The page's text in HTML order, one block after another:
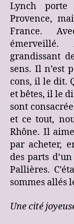
Lynch
Provence,
France.
grandissant
sens. Il n’est
cons, il le dit.
et bêtes, il le
sont
et ce tout,
Rhône. Il
par acheter,
des parts
Pallières.
sommes allés
Une cité